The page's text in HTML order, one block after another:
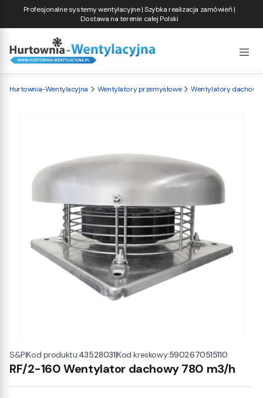
Profesjonalne systemy wentylacyjne | Szybka realizacja zamówień |
Dostawa na terenie całej Polski
Hurtownia-Wentylacyjna Wentylatory przemysłowe Wentylatory dachowe
S&P|Kod produktu:43528031|Kod kreskowy:5902670515110
RF/2-160 Wentylator dachowy 780 m3/h